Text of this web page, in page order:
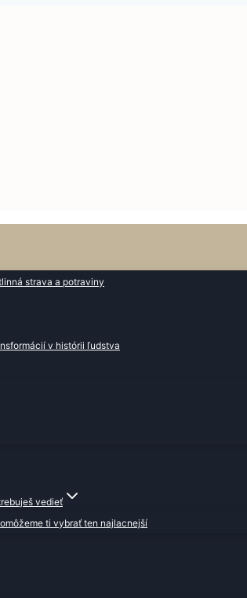
strava a potraviny
v histórii ľudstva
vedieť
ti vybrať ten najlacnejší